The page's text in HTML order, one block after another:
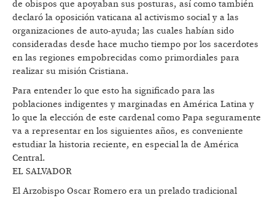
de obispos que apoyaban sus posturas, así como también
declaró la oposición vaticana al activismo social y a las
organizaciones de auto-ayuda; las cuales habían sido
consideradas desde hace mucho tiempo por los sacerdotes
en las regiones empobrecidas como primordiales para
realizar su misión Cristiana.
Para entender lo que esto ha significado para las
poblaciones indigentes y marginadas en América Latina y
lo que la elección de este cardenal como Papa seguramente
va a representar en los siguientes años, es conveniente
estudiar la historia reciente, en especial la de América
Central.
EL SALVADOR
El Arzobispo Oscar Romero era un prelado tradicional